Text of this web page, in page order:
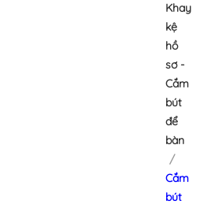
Khay
kệ
hồ
sơ -
Cắm
bút
để
bàn
Cắm
bút